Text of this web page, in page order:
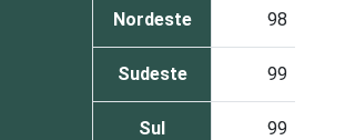
Nordeste 98
Sudeste 99
Sul 99